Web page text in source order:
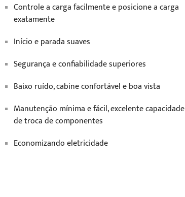
Controle a carga facilmente e posicione a carga
exatamente
Início e parada suaves
Segurança e confiabilidade superiores
Baixo ruído, cabine confortável e boa vista
Manutenção mínima e fácil, excelente capacidade
de troca de componentes
Economizando eletricidade